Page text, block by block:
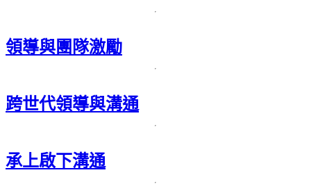
領導與團隊激勵
跨世代領導與溝通
承上啟下溝通